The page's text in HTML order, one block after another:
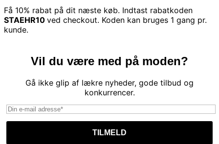
Få 10% rabat på dit næste køb. Indtast rabatkoden
STAEHR10 ved checkout. Koden kan bruges 1 gang pr.
kunde.
Vil du være med på moden?
Gå ikke glip af lækre nyheder, gode tilbud og
konkurrencer.